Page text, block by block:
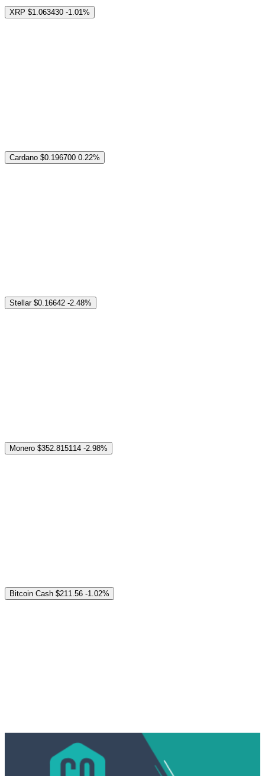
XRP $1.063430 -1.01%
Cardano $0.196700 0.22%
Stellar $0.16642 -2.48%
Monero $352.815114 -2.98%
Bitcoin Cash $211.56 -1.02%